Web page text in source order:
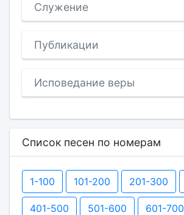
Служение
Публикации
Исповедание веры
Список песен по номерам
1-100 101-200 201-300
401-500 501-600 601-700